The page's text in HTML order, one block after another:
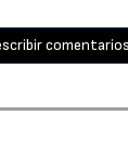
comentarios